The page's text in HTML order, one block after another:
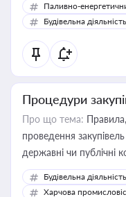
Паливно-
Будівельна діяльність
Процедури
Про що тема:
проведення
державні чи публічні
Будівельна діяльність
Харчова